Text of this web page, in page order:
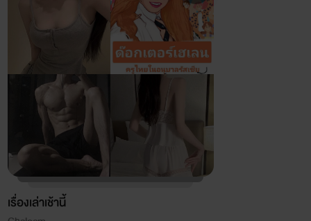
เรื่องเล่าเช้านี้